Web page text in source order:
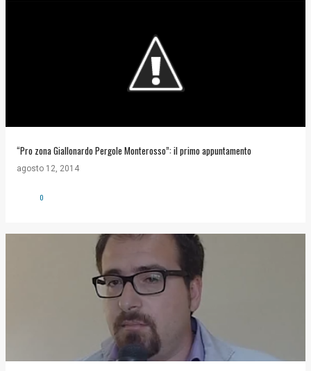
“Pro zona Giallonardo Pergole Monterosso”: il primo appuntamento
agosto 12, 2014
0